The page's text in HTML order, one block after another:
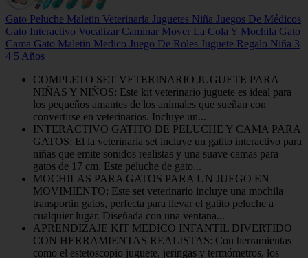
Gato Peluche Maletin Veterinaria Juguetes Niña Juegos De Médicos
Gato Interactivo Vocalizar Caminar Mover La Cola Y Mochila Gato
Cama Gato Maletin Medico Juego De Roles Juguete Regalo Niña 3
4 5 Años
COMPLETO SET VETERINARIO JUGUETE PARA
NIÑAS Y NIÑOS: Este kit veterinario juguete es ideal para
los pequeños amantes de los animales que sueñan con
convertirse en veterinarios. Incluye un...
INTERACTIVO GATITO DE PELUCHE Y CAMA PARA
GATOS: El la veterinaria set incluye un gatito interactivo para
niñas que emite sonidos realistas y una suave camas para
gatos de 17 cm. Este peluche de gato...
MOCHILAS PARA GATOS PARA UN JUEGO EN
MOVIMIENTO: Este set veterinario incluye una mochila
transportin gatos, perfecta para llevar el gatito peluche a
cualquier lugar. Diseñada con una ventana...
APRENDIZAJE KIT MEDICO INFANTIL DIVERTIDO
CON HERRAMIENTAS REALISTAS: Con herramientas
como el estetoscopio juguete, jeringas y termómetros, los